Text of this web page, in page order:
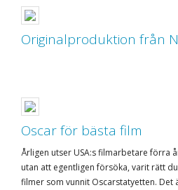
Originalproduktion från
Oscar för bästa film
Årligen utser USA:s filmarbetare förra
utan att egentligen försöka, varit rätt
filmer som vunnit Oscarstatyetten.